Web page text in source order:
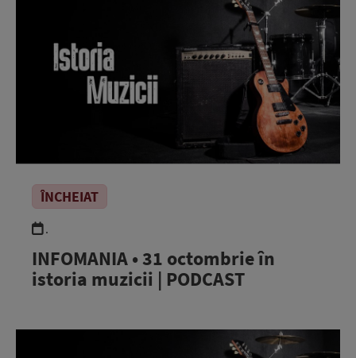
ÎNCHEIAT
.
INFOMANIA • 31 octombrie în
istoria muzicii | PODCAST